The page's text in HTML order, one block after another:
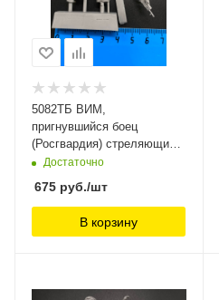
5082ТБ ВИМ,
пригнувшийся боец
(Росгвардия) стреляющий
из автомата с
Богатыря,
Достаточно
675 руб./шт
В корзину